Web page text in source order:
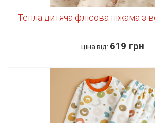
Тепла дитяча флісова піжама з
ціна від: 619 грн